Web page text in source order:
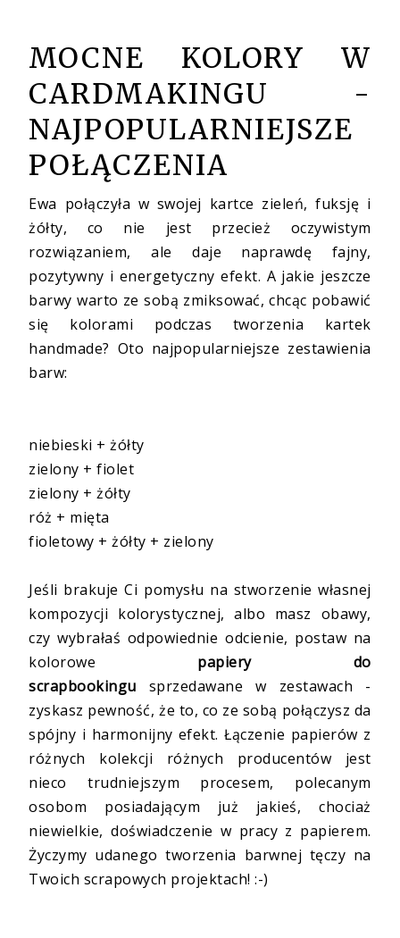
MOCNE KOLORY W
CARDMAKINGU -
NAJPOPULARNIEJSZE
POŁĄCZENIA
Ewa połączyła w swojej kartce zieleń, fuksję i
żółty, co nie jest przecież oczywistym
rozwiązaniem, ale daje naprawdę fajny,
pozytywny i energetyczny efekt. A jakie jeszcze
barwy warto ze sobą zmiksować, chcąc pobawić
się kolorami podczas tworzenia kartek
handmade? Oto najpopularniejsze zestawienia
barw:
niebieski + żółty
zielony + fiolet
zielony + żółty
róż + mięta
fioletowy + żółty + zielony
Jeśli brakuje Ci pomysłu na stworzenie własnej
kompozycji kolorystycznej, albo masz obawy,
czy wybrałaś odpowiednie odcienie, postaw na
kolorowe papiery do
scrapbookingu sprzedawane w zestawach -
zyskasz pewność, że to, co ze sobą połączysz da
spójny i harmonijny efekt. Łączenie papierów z
różnych kolekcji różnych producentów jest
nieco trudniejszym procesem, polecanym
osobom posiadającym już jakieś, chociaż
niewielkie, doświadczenie w pracy z papierem.
Życzymy udanego tworzenia barwnej tęczy na
Twoich scrapowych projektach! :-)